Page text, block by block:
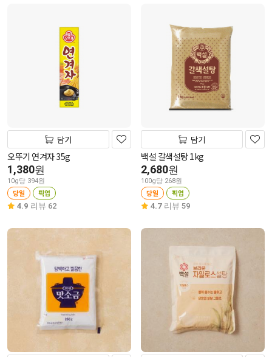
담기
오뚜기 연겨자 35g
1,380원
10g당 394원
당일 픽업
4.9 리뷰 62
담기
백설 갈색설탕 1kg
2,680원
100g당 268원
당일 픽업
4.7 리뷰 59